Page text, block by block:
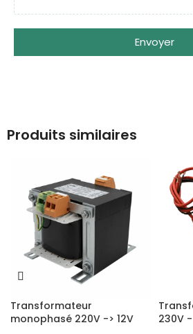
Envoyer
Produits similaires
Transformateur
monophasé 220V -> 12V
230V -